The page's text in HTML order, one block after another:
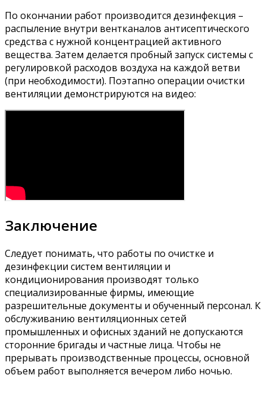
По окончании работ производится дезинфекция –
распыление внутри вентканалов антисептического
средства с нужной концентрацией активного
вещества. Затем делается пробный запуск системы с
регулировкой расходов воздуха на каждой ветви
(при необходимости). Поэтапно операции очистки
вентиляции демонстрируются на видео:
Заключение
Следует понимать, что работы по очистке и
дезинфекции систем вентиляции и
кондиционирования производят только
специализированные фирмы, имеющие
разрешительные документы и обученный персонал. К
обслуживанию вентиляционных сетей
промышленных и офисных зданий не допускаются
сторонние бригады и частные лица. Чтобы не
прерывать производственные процессы, основной
объем работ выполняется вечером либо ночью.